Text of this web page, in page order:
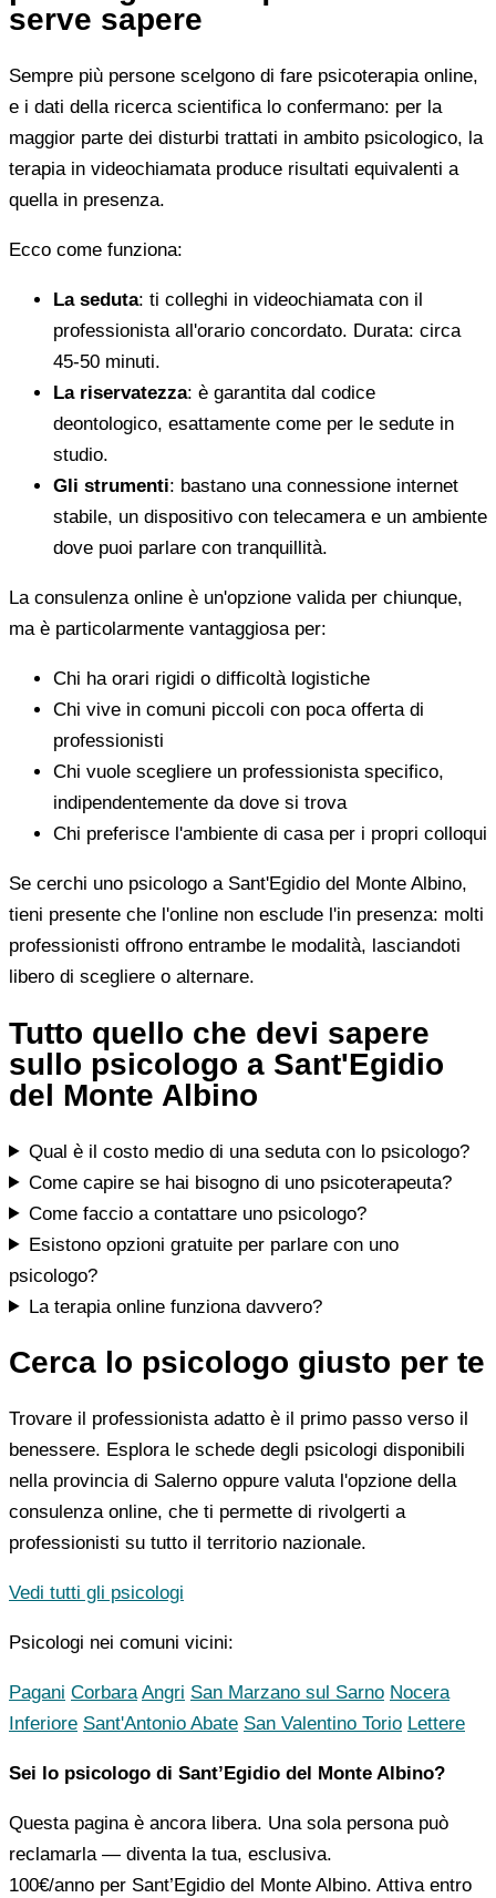
serve sapere
Sempre più persone scelgono di fare psicoterapia online,
e i dati della ricerca scientifica lo confermano: per la
maggior parte dei disturbi trattati in ambito psicologico, la
terapia in videochiamata produce risultati equivalenti a
quella in presenza.
Ecco come funziona:
La seduta: ti colleghi in videochiamata con il
professionista all'orario concordato. Durata: circa
45-50 minuti.
La riservatezza: è garantita dal codice
deontologico, esattamente come per le sedute in
studio.
Gli strumenti: bastano una connessione internet
stabile, un dispositivo con telecamera e un ambiente
dove puoi parlare con tranquillità.
La consulenza online è un'opzione valida per chiunque,
ma è particolarmente vantaggiosa per:
Chi ha orari rigidi o difficoltà logistiche
Chi vive in comuni piccoli con poca offerta di
professionisti
Chi vuole scegliere un professionista specifico,
indipendentemente da dove si trova
Chi preferisce l'ambiente di casa per i propri colloqui
Se cerchi uno psicologo a Sant'Egidio del Monte Albino,
tieni presente che l'online non esclude l'in presenza: molti
professionisti offrono entrambe le modalità, lasciandoti
libero di scegliere o alternare.
Tutto quello che devi sapere
sullo psicologo a Sant'Egidio
del Monte Albino
Qual è il costo medio di una seduta con lo psicologo?
Come capire se hai bisogno di uno psicoterapeuta?
Come faccio a contattare uno psicologo?
Esistono opzioni gratuite per parlare con uno
psicologo?
La terapia online funziona davvero?
Cerca lo psicologo giusto per te
Trovare il professionista adatto è il primo passo verso il
benessere. Esplora le schede degli psicologi disponibili
nella provincia di Salerno oppure valuta l'opzione della
consulenza online, che ti permette di rivolgerti a
professionisti su tutto il territorio nazionale.
Vedi tutti gli psicologi
Psicologi nei comuni vicini:
Pagani Corbara Angri San Marzano sul Sarno Nocera
Inferiore Sant'Antonio Abate San Valentino Torio Lettere
Sei lo psicologo di Sant’Egidio del Monte Albino?
Questa pagina è ancora libera. Una sola persona può
reclamarla — diventa la tua, esclusiva.
100€/anno per Sant’Egidio del Monte Albino. Attiva entro